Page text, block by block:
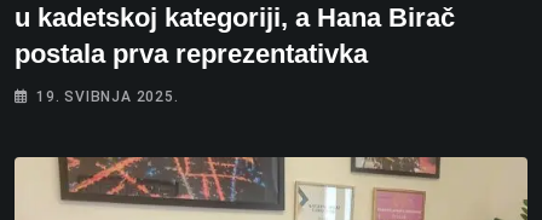
u kadetskoj kategoriji, a Hana Birač
postala prva reprezentativka
19. SVIBNJA 2025.